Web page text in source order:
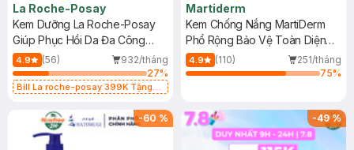
La Roche-Posay
Kem Dưỡng La Roche-Posay
Giúp Phục Hồi Da Đa Công
Dụng 40ml
4.9 (56)
932/tháng
27%
Bill La roche-posay 399K Tặng
(SL có hạn)
Martiderm
Kem Chống Nắng MartiDerm
Phổ Rộng Bảo Vệ Toàn Diện
40ml
4.9 (110)
251/tháng
75%
-60 % -49%